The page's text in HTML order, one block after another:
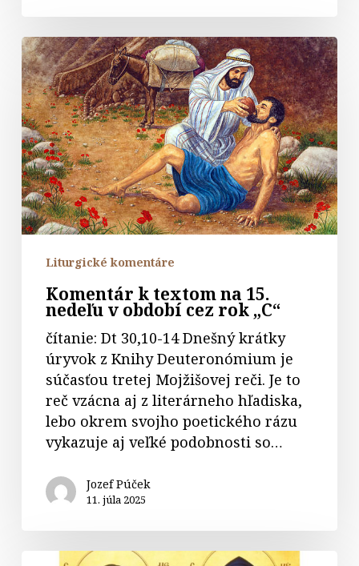
Komentár
k
textom
na
15.
nedeľu
v
období
cez
rok
Liturgické komentáre
Komentár k textom na 15.
nedeľu v období cez rok „C“
čítanie: Dt 30,10-14 Dnešný krátky
úryvok z Knihy Deuteronómium je
súčasťou tretej Mojžišovej reči. Je to
reč vzácna aj z literárneho hľadiska,
lebo okrem svojho poetického rázu
vykazuje aj veľké podobnosti so…
Jozef Púček
11. júla 2025
Svätých